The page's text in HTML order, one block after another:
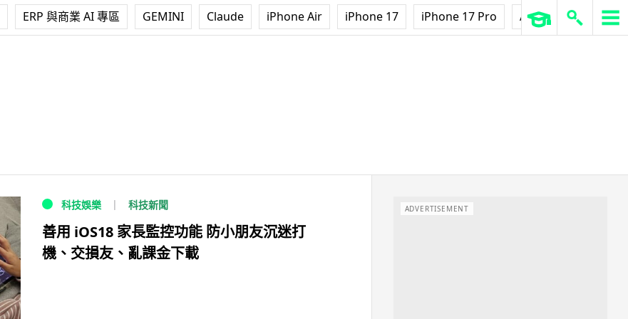
ERP 與商業 AI 專區 GEMINI Claude iPhone Air iPhone 17 iPhone 17 Pro AirPods Pro 3
科技娛樂 科技新聞
善用 iOS18 家長監控功能 防小朋友沉迷打
機、交損友、亂課金下載
ADVERTISEMENT